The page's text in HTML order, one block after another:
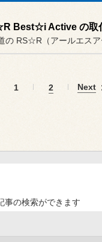
の RS☆R（アールエスア
1 2 Next
事の検索ができます